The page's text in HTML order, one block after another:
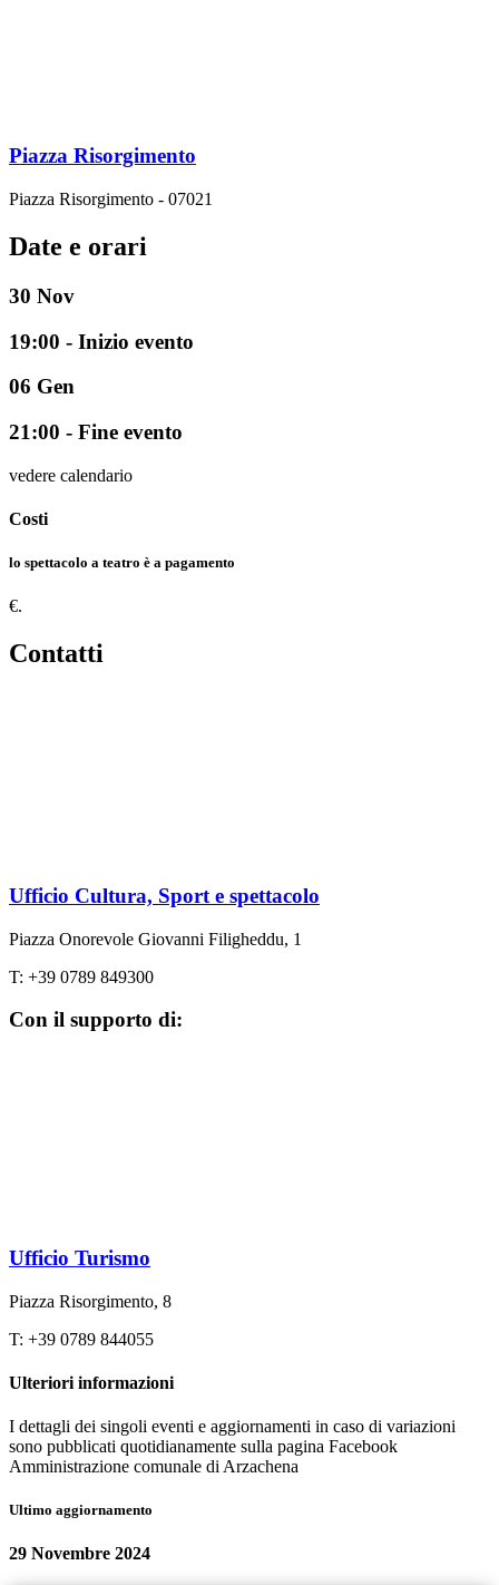
Piazza Risorgimento
Piazza Risorgimento - 07021
Date e orari
30 Nov
19:00 - Inizio evento
06 Gen
21:00 - Fine evento
vedere calendario
Costi
lo spettacolo a teatro è a pagamento
€.
Contatti
Ufficio Cultura, Sport e spettacolo
Piazza Onorevole Giovanni Filigheddu, 1
T: +39 0789 849300
Con il supporto di:
Ufficio Turismo
Piazza Risorgimento, 8
T: +39 0789 844055
Ulteriori informazioni
I dettagli dei singoli eventi e aggiornamenti in caso di variazioni
sono pubblicati quotidianamente sulla pagina Facebook
Amministrazione comunale di Arzachena
Ultimo aggiornamento
29 Novembre 2024